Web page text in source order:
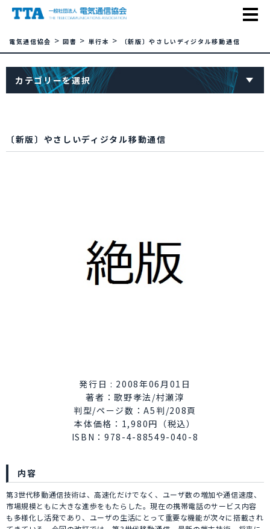
電気通信協会 >図書 > 単行本 > 〔新版〕やさしいディジタル移動通信
カテゴリーを選択
〔新版〕やさしいディジタル移動通信
発行日 : 2008年06月01日
著者：歌野孝法/村瀬淳
判型/ページ数：A5判/208頁
本体価格：1,980円（税込）
ISBN：978-4-88549-040-8
内容
第3世代移動通信技術は、高速化だけでなく、ユーザ数の増加や通信速度、
市場規模ともに大きな進歩をもたらした。現在の携帯電話のサービス内容
も多様化し活発であり、ユーザの生活にとって重要な機能が次々に搭載され